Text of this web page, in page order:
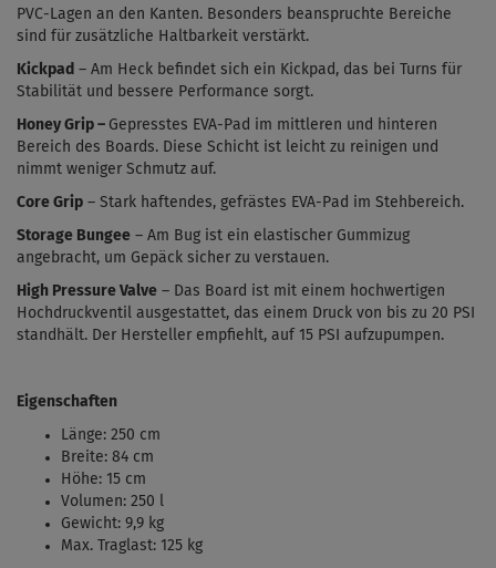
PVC-Lagen an den Kanten. Besonders beanspruchte Bereiche
sind für zusätzliche Haltbarkeit verstärkt.
Kickpad – Am Heck befindet sich ein Kickpad, das bei Turns für
Stabilität und bessere Performance sorgt.
Honey Grip – Gepresstes EVA-Pad im mittleren und hinteren
Bereich des Boards. Diese Schicht ist leicht zu reinigen und
nimmt weniger Schmutz auf.
Core Grip – Stark haftendes, gefrästes EVA-Pad im Stehbereich.
Storage Bungee – Am Bug ist ein elastischer Gummizug
angebracht, um Gepäck sicher zu verstauen.
High Pressure Valve – Das Board ist mit einem hochwertigen
Hochdruckventil ausgestattet, das einem Druck von bis zu 20 PSI
standhält. Der Hersteller empfiehlt, auf 15 PSI aufzupumpen.
Eigenschaften
Länge: 250 cm
Breite: 84 cm
Höhe: 15 cm
Volumen: 250 l
Gewicht: 9,9 kg
Max. Traglast: 125 kg